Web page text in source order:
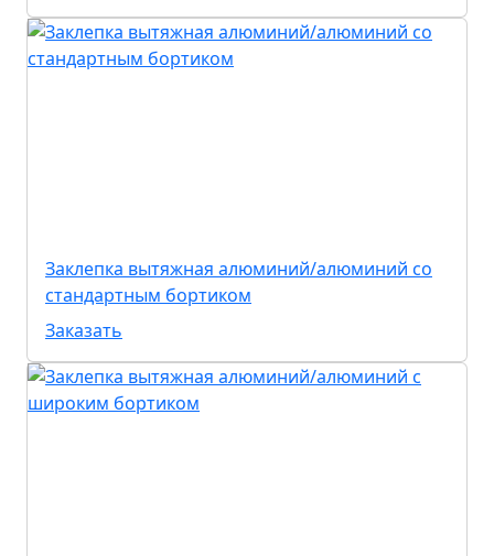
Заклепка вытяжная алюминий/алюминий со
стандартным бортиком
Заказать